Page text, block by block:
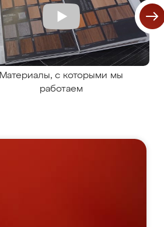
Материалы, с которыми мы
работаем